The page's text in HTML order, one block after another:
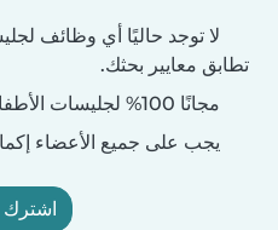
لا توجد حاليًا أي وظائف
تطابق معايير بحثك.
مجانًا 100% لجليسات الأطفال
يجب على جميع الأعضاء
اشترك